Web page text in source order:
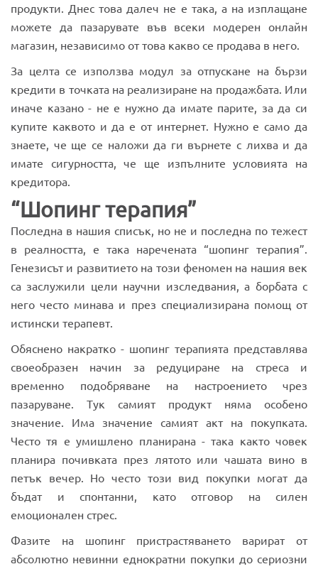
продукти. Днес това далеч не е така, а на изплащане
можете да пазарувате във всеки модерен онлайн
магазин, независимо от това какво се продава в него.
За целта се използва модул за отпускане на бързи
кредити в точката на реализиране на продажбата. Или
иначе казано - не е нужно да имате парите, за да си
купите каквото и да е от интернет. Нужно е само да
знаете, че ще се наложи да ги върнете с лихва и да
имате сигурността, че ще изпълните условията на
кредитора.
“Шопинг терапия”
Последна в нашия списък, но не и последна по тежест
в реалността, е така наречената “шопинг терапия”.
Генезисът и развитието на този феномен на нашия век
са заслужили цели научни изследвания, а борбата с
него често минава и през специализирана помощ от
истински терапевт.
Обяснено накратко - шопинг терапията представлява
своеобразен начин за редуциране на стреса и
временно подобряване на настроението чрез
пазаруване. Тук самият продукт няма особено
значение. Има значение самият акт на покупката.
Често тя е умишлено планирана - така както човек
планира почивката през лятото или чашата вино в
петък вечер. Но често този вид покупки могат да
бъдат и спонтанни, като отговор на силен
емоционален стрес.
Фазите на шопинг пристрастяването варират от
абсолютно невинни еднократни покупки до сериозни